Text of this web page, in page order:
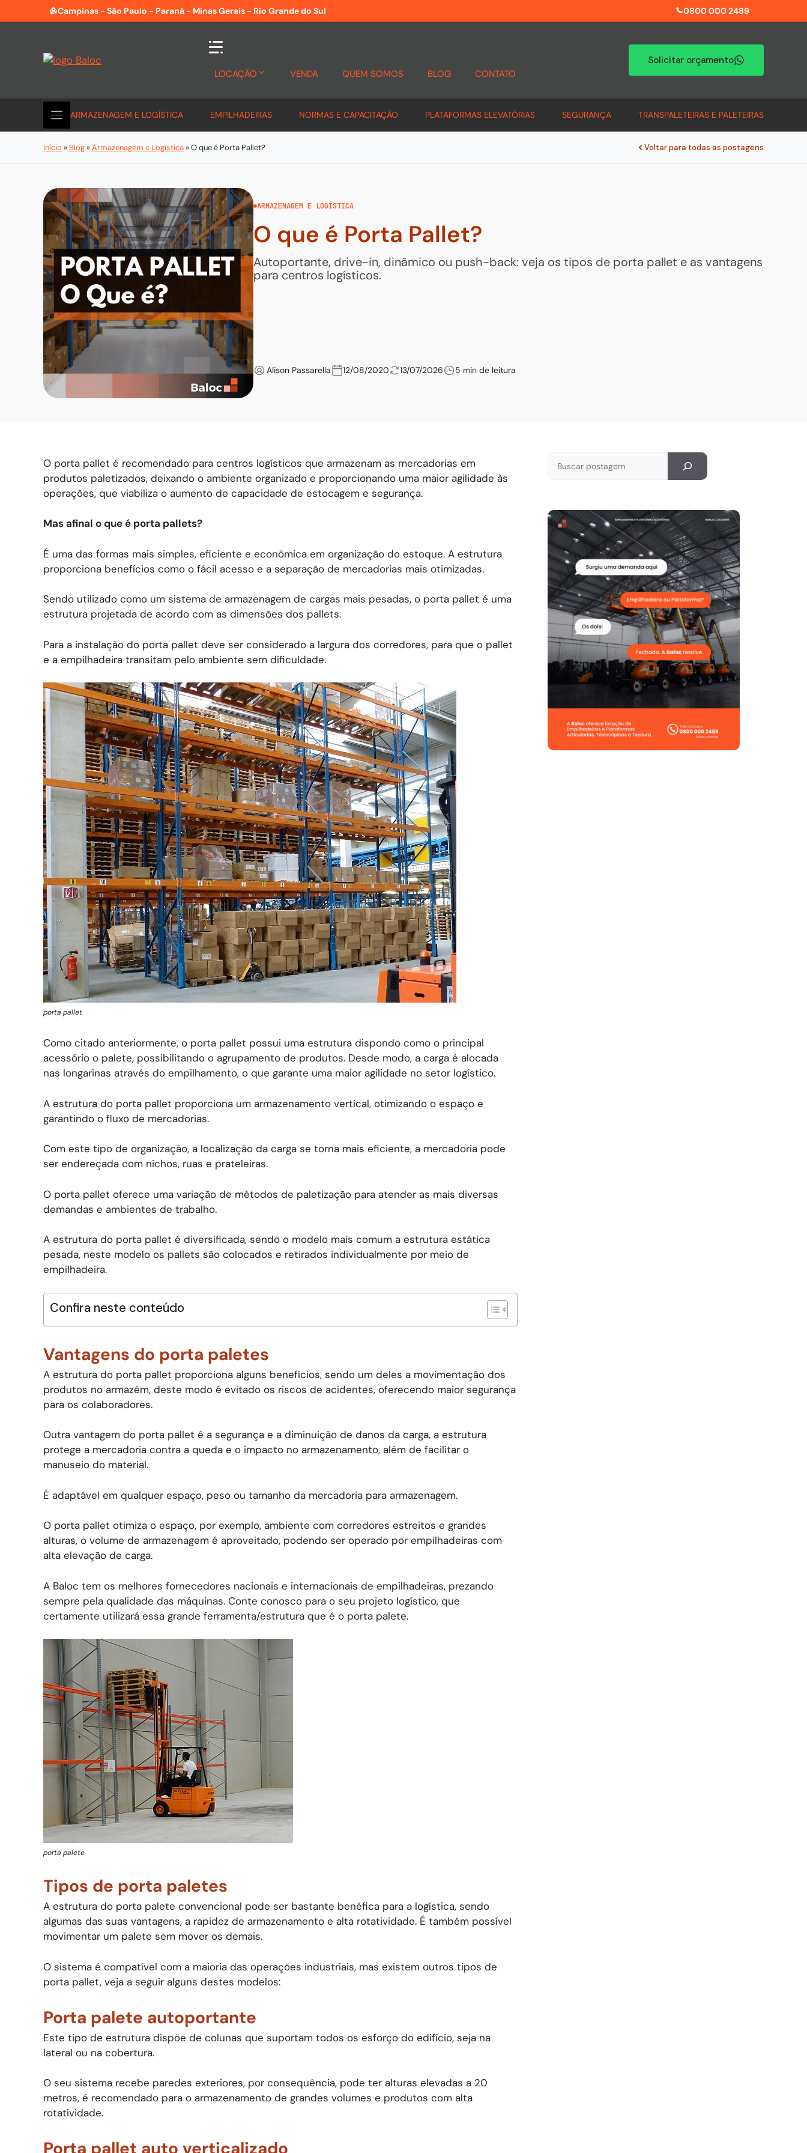
para
conteúdo
Campinas - São Paulo - Paraná - Minas Gerais - Rio Grande do Sul 0800 000 2489
LOCAÇÃO VENDA QUEM SOMOS BLOG CONTATO
Solicitar orçamento
ARMAZENAGEM E LOGÍSTICA EMPILHADEIRAS NORMAS E CAPACITAÇÃO PLATAFORMAS ELEVATÓRIAS SEGURANÇA TRANSPALETEIRAS E PALETEIRAS
Início » Blog »Armazenagem e Logística »O que é Porta Pallet? Voltar para todas as postagens
ARMAZENAGEM E LOGÍSTICA
O que é Porta Pallet?
Autoportante, drive-in, dinâmico ou push-back: veja os tipos de porta pallet e as vantagens
para centros logísticos.
Alison Passarella 12/08/2020 13/07/2026 5 min de leitura
O porta pallet é recomendado para centros logísticos que armazenam as mercadorias em
produtos paletizados, deixando o ambiente organizado e proporcionando uma maior agilidade às
operações, que viabiliza o aumento de capacidade de estocagem e segurança.
Mas afinal o que é porta pallets?
É uma das formas mais simples, eficiente e econômica em organização do estoque. A estrutura
proporciona benefícios como o fácil acesso e a separação de mercadorias mais otimizadas.
Sendo utilizado como um sistema de armazenagem de cargas mais pesadas, o porta pallet é uma
estrutura projetada de acordo com as dimensões dos pallets.
Para a instalação do porta pallet deve ser considerado a largura dos corredores, para que o pallet
e a empilhadeira transitam pelo ambiente sem dificuldade.
porta pallet
Como citado anteriormente, o porta pallet possui uma estrutura dispondo como o principal
acessório o palete, possibilitando o agrupamento de produtos. Desde modo, a carga é alocada
nas longarinas através do empilhamento, o que garante uma maior agilidade no setor logístico.
A estrutura do porta pallet proporciona um armazenamento vertical, otimizando o espaço e
garantindo o fluxo de mercadorias.
Com este tipo de organização, a localização da carga se torna mais eficiente, a mercadoria pode
ser endereçada com nichos, ruas e prateleiras.
O porta pallet oferece uma variação de métodos de paletização para atender as mais diversas
demandas e ambientes de trabalho.
A estrutura do porta pallet é diversificada, sendo o modelo mais comum a estrutura estática
pesada, neste modelo os pallets são colocados e retirados individualmente por meio de
empilhadeira.
Confira neste conteúdo
Vantagens do porta paletes
A estrutura do porta pallet proporciona alguns benefícios, sendo um deles a movimentação dos
produtos no armazém, deste modo é evitado os riscos de acidentes, oferecendo maior segurança
para os colaboradores.
Outra vantagem do porta pallet é a segurança e a diminuição de danos da carga, a estrutura
protege a mercadoria contra a queda e o impacto no armazenamento, além de facilitar o
manuseio do material.
É adaptável em qualquer espaço, peso ou tamanho da mercadoria para armazenagem.
O porta pallet otimiza o espaço, por exemplo, ambiente com corredores estreitos e grandes
alturas, o volume de armazenagem é aproveitado, podendo ser operado por empilhadeiras com
alta elevação de carga.
A Baloc tem os melhores fornecedores nacionais e internacionais de empilhadeiras, prezando
sempre pela qualidade das máquinas. Conte conosco para o seu projeto logístico, que
certamente utilizará essa grande ferramenta/estrutura que é o porta palete.
porta palete
Tipos de porta paletes
A estrutura do porta palete convencional pode ser bastante benéfica para a logística, sendo
algumas das suas vantagens, a rapidez de armazenamento e alta rotatividade. É também possível
movimentar um palete sem mover os demais.
O sistema é compatível com a maioria das operações industriais, mas existem outros tipos de
porta pallet, veja a seguir alguns destes modelos:
Porta palete autoportante
Este tipo de estrutura dispõe de colunas que suportam todos os esforço do edifício, seja na
lateral ou na cobertura.
O seu sistema recebe paredes exteriores, por consequência, pode ter alturas elevadas a 20
metros, é recomendado para o armazenamento de grandes volumes e produtos com alta
rotatividade.
Porta pallet auto verticalizado